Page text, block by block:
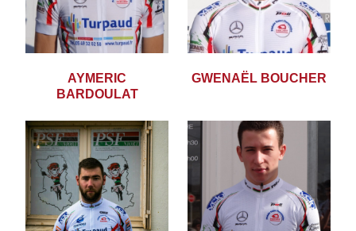
AYMERIC
BARDOULAT
GWENAËL BOUCHER